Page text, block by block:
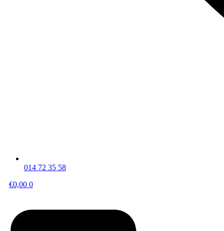
014 72 35 58
€0,00 0